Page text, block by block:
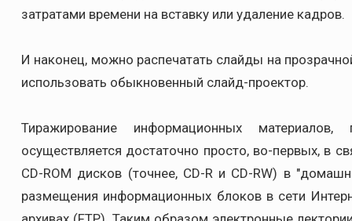
затратами времени на вставку или удаление кадров.
И наконец, можно распечатать слайды на
использовать обыкновенный слайд-проектор.
Тиражирование информационных
осуществляется достаточно просто, во-первых, в
CD-ROM дисков (точнее, CD-R и CD-RW) в
размещения информационных блоков в сети